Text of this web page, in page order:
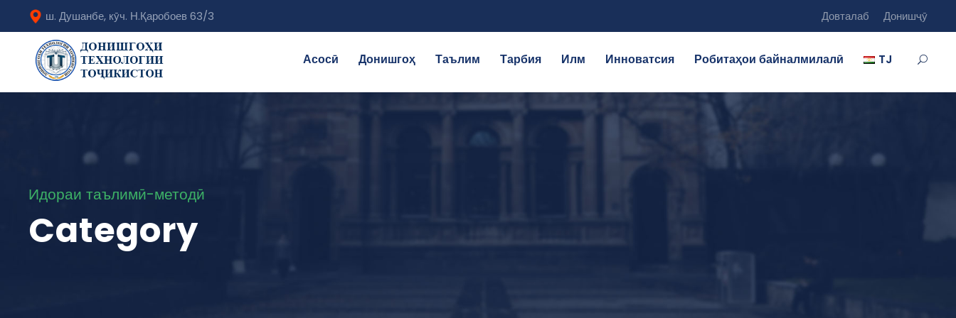
ш. Душанбе, кӯч. Н.Қаробоев 63/3 Довталаб Донишҷӯ
Асосӣ Донишгоҳ Таълим Тарбия Илм Инноватсия Робитаҳои байналмилалӣ TJ
Идораи таълимӣ-методӣ
Category